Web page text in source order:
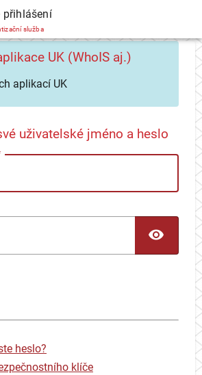
přihlášení
služba
UK (WhoIS aj.)
aplikací UK
uživatelské jméno a heslo
heslo?
klíče